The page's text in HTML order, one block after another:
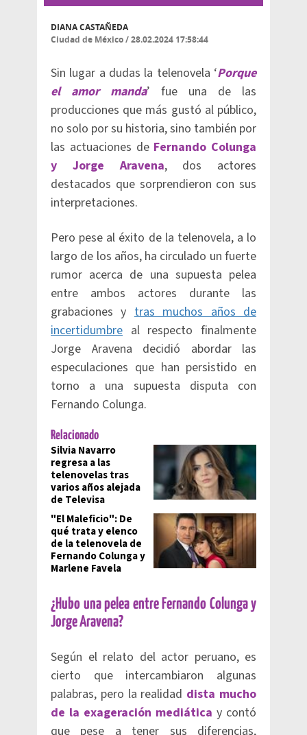
DIANA CASTAÑEDA
Ciudad de México/28.02.2024 17:58:44
Sin lugar a dudas la telenovela ‘Porque
el amor manda’ fue una de las
producciones que más gustó al público,
no solo por su historia, sino también por
las actuaciones deFernando Colunga
y Jorge Aravena, dos actores
destacados que sorprendieron con sus
interpretaciones.
Pero pese al éxito de la telenovela, a lo
largo de los años, ha circulado un fuerte
rumor acerca de una supuesta pelea
entre ambos actores durante las
grabaciones ytras muchos años de
incertidumbre al respecto finalmente
Jorge Aravena decidió abordar las
especulaciones que han persistido en
torno a una supuesta disputa con
Fernando Colunga.
Relacionado
Silvia Navarro
regresa a las
telenovelas tras
varios años alejada
de Televisa
"El Maleficio": De
qué trata y elenco
de la telenovela de
Fernando Colunga y
Marlene Favela
¿Hubo una pelea entre Fernando Colunga y
Jorge Aravena?
Según el relato del actor peruano, es
cierto que intercambiaron algunas
palabras, pero la realidad dista mucho
de la exageración mediática y contó
que pese a tener sus diferencias,